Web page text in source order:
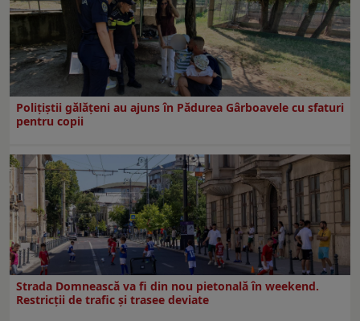
Polițiștii gălățeni au ajuns în Pădurea Gârboavele cu sfaturi
pentru copii
Strada Domnească va fi din nou pietonală în weekend.
Restricţii de trafic şi trasee deviate